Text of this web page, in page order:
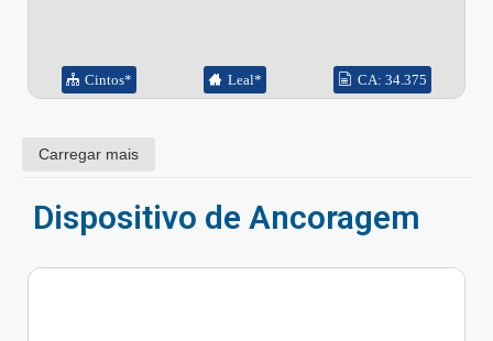
Cintos* Leal* CA: 34.375
Carregar mais
Dispositivo de Ancoragem